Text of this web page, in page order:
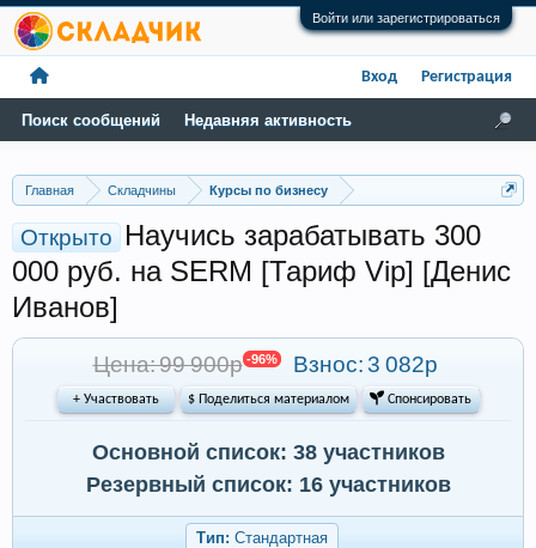
Войти или зарегистрироваться
Главная Складчины Курсы по бизнесу
Открыто
Научись зарабатывать 300
000 руб. на SERM [Тариф Vip] [Денис
Иванов]
Цена: 99 900р -96% Взнос:3 082р
+ Участвовать $ Поделиться материалом  Спонсировать
Основной список: 38 участников
Резервный список: 16 участников
Тип: Стандартная
Поиск сообщений Недавняя активность
Вход Регистрация